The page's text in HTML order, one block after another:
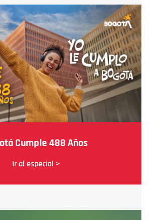
Cumple 488 Años
Ir al especial >